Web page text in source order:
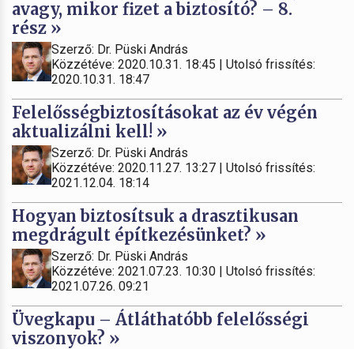
avagy, mikor fizet a biztosító? – 8.
rész »
Szerző: Dr. Püski András
Közzétéve: 2020.10.31. 18:45 | Utolsó frissítés:
2020.10.31. 18:47
Felelősségbiztosításokat az év végén
aktualizálni kell! »
Szerző: Dr. Püski András
Közzétéve: 2020.11.27. 13:27 | Utolsó frissítés:
2021.12.04. 18:14
Hogyan biztosítsuk a drasztikusan
megdrágult építkezésünket? »
Szerző: Dr. Püski András
Közzétéve: 2021.07.23. 10:30 | Utolsó frissítés:
2021.07.26. 09:21
Üvegkapu – Átláthatóbb felelősségi
viszonyok? »